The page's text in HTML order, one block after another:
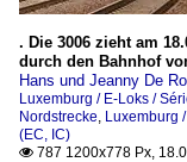
. Die 3006 zieht am
durch den Bahnhof
Hans und Jeanny De
Luxemburg / E-Loks /
Nordstrecke Luxemburg
(EC, IC)
 787 1200x778 Px,